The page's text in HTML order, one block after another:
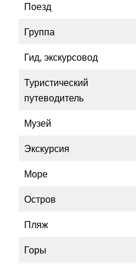
Поезд
Группа
Гид, экскурсовод
Туристический
путеводитель
Музей
Экскурсия
Море
Остров
Пляж
Горы